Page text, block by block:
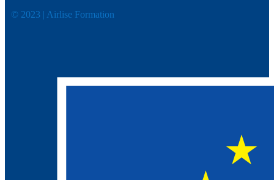
© 2023 | Airlise Formation